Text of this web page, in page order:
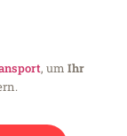
, um Ihr